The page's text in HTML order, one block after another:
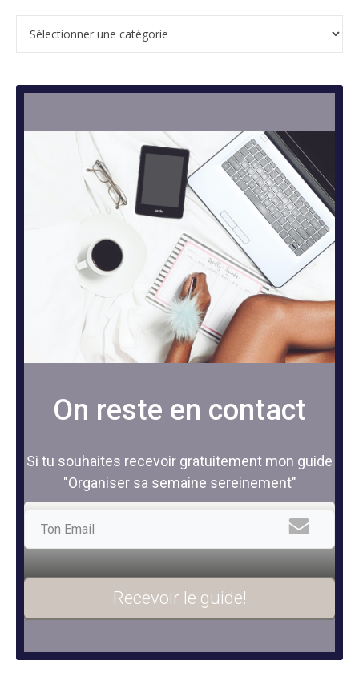
On reste en contact
Si tu souhaites recevoir gratuitement mon guide
"Organiser sa semaine sereinement"
Recevoir le guide!